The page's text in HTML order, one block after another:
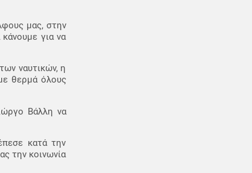
μας, στην
για να
ναυτικών, η
θερμά όλους
Βάλλη να
κατά την
την κοινωνία